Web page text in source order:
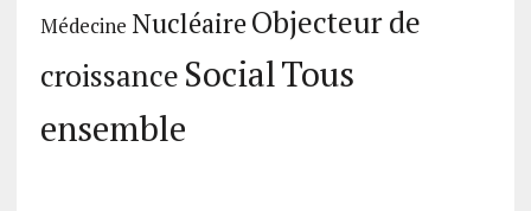
Médecine NucléaireObjecteur de
croissance SocialTous
ensemble